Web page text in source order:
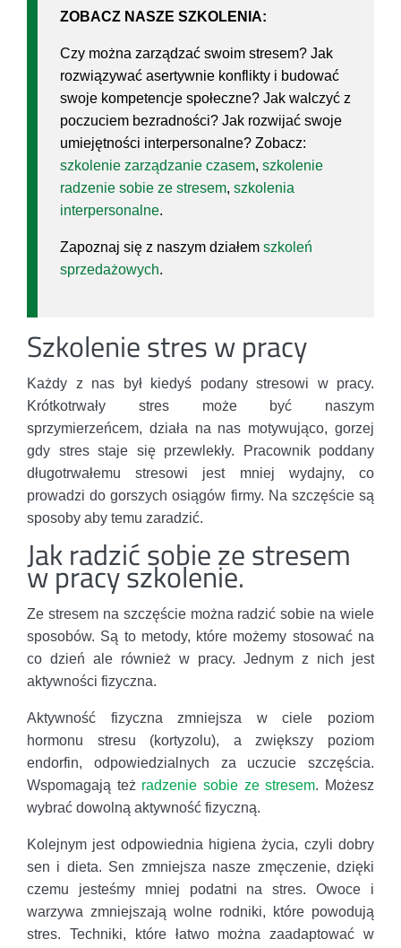
ZOBACZ NASZE SZKOLENIA:
Czy można zarządzać swoim stresem? Jak
rozwiązywać asertywnie konflikty i budować
swoje kompetencje społeczne? Jak walczyć z
poczuciem bezradności? Jak rozwijać swoje
umiejętności interpersonalne? Zobacz:
szkolenie zarządzanie czasem, szkolenie
radzenie sobie ze stresem, szkolenia
interpersonalne.
Zapoznaj się z naszym działem szkoleń
sprzedażowych.
Szkolenie stres w pracy
Każdy z nas był kiedyś podany stresowi w pracy.
Krótkotrwały stres może być naszym
sprzymierzeńcem, działa na nas motywująco, gorzej
gdy stres staje się przewlekły. Pracownik poddany
długotrwałemu stresowi jest mniej wydajny, co
prowadzi do gorszych osiągów firmy. Na szczęście są
sposoby aby temu zaradzić.
Jak radzić sobie ze stresem
w pracy szkolenie.
Ze stresem na szczęście można radzić sobie na wiele
sposobów. Są to metody, które możemy stosować na
co dzień ale również w pracy. Jednym z nich jest
aktywności fizyczna.
Aktywność fizyczna zmniejsza w ciele poziom
hormonu stresu (kortyzolu), a zwiększy poziom
endorfin, odpowiedzialnych za uczucie szczęścia.
Wspomagają też radzenie sobie ze stresem. Możesz
wybrać dowolną aktywność fizyczną.
Kolejnym jest odpowiednia higiena życia, czyli dobry
sen i dieta. Sen zmniejsza nasze zmęczenie, dzięki
czemu jesteśmy mniej podatni na stres. Owoce i
warzywa zmniejszają wolne rodniki, które powodują
stres. Techniki, które łatwo można zaadaptować w